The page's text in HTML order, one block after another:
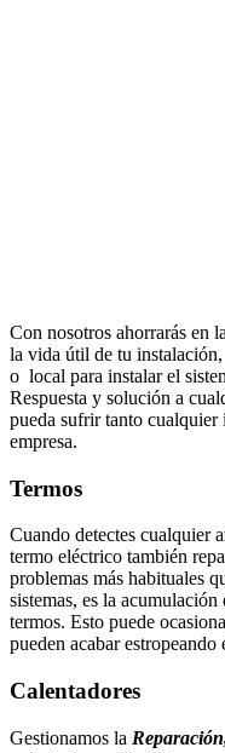
Con nosotros ahorrarás en
la vida útil de tu
o local para instalar el
Respuesta y solución a
pueda sufrir tanto cualquier
empresa.
Termos
Cuando detectes cualquier
termo eléctrico también
problemas más habituales
sistemas, es la
termos. Esto puede
pueden acabar estropeando
Calentadores
Gestionamos la